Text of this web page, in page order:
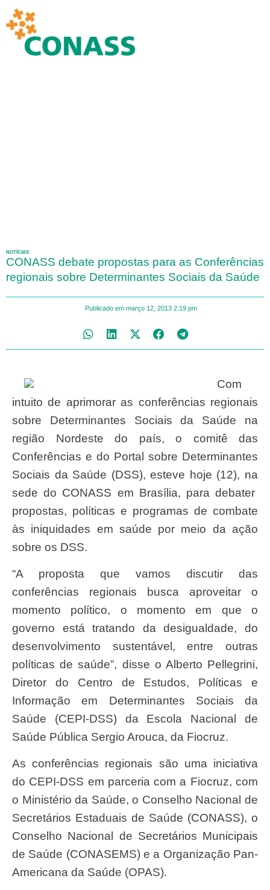
NOTÍCIAS
CONASS debate propostas para as Conferências
regionais sobre Determinantes Sociais da Saúde
Publicado em março 12, 2013 2:19 pm
Com
intuito de aprimorar as conferências regionais
sobre Determinantes Sociais da Saúde na
região Nordeste do país, o comitê das
Conferências e do Portal sobre Determinantes
Sociais da Saúde (DSS), esteve hoje (12), na
sede do CONASS em Brasília, para debater
propostas, políticas e programas de combate
às iniquidades em saúde por meio da ação
sobre os DSS.
“A proposta que vamos discutir das
conferências regionais busca aproveitar o
momento político, o momento em que o
governo está tratando da desigualdade, do
desenvolvimento sustentável, entre outras
políticas de saúde”, disse o Alberto Pellegrini,
Diretor do Centro de Estudos, Políticas e
Informação em Determinantes Sociais da
Saúde (CEPI-DSS) da Escola Nacional de
Saúde Pública Sergio Arouca, da Fiocruz.
As conferências regionais são uma iniciativa
do CEPI-DSS em parceria com a Fiocruz, com
o Ministério da Saúde, o Conselho Nacional de
Secretários Estaduais de Saúde (CONASS), o
Conselho Nacional de Secretários Municipais
de Saúde (CONASEMS) e a Organização Pan-
Americana da Saúde (OPAS).